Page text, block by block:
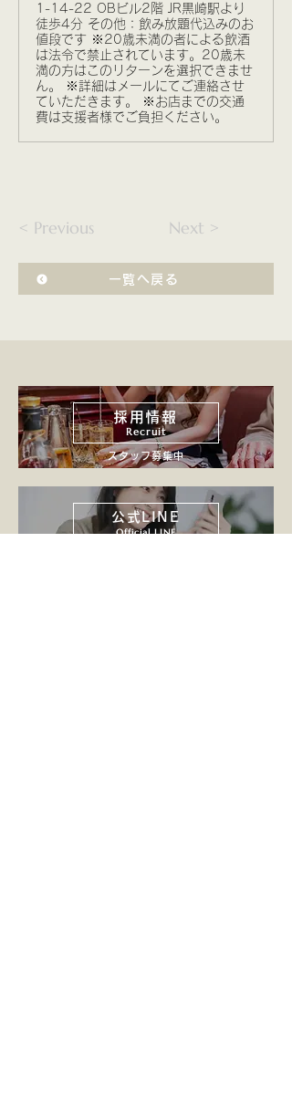
1-14-22 OBビル2階 JR黒崎駅より
徒歩4分 その他：飲み放題代込みのお
値段です ※20歳未満の者による飲酒
は法令で禁止されています。20歳未
満の方はこのリターンを選択できませ
ん。 ※詳細はメールにてご連絡させ
ていただきます。 ※お店までの交通
費は支援者様でご負担ください。
< Previous Next >
一覧へ戻る
スタッフ募集中
採用情報
Recruit
公式LINE
Official LINE